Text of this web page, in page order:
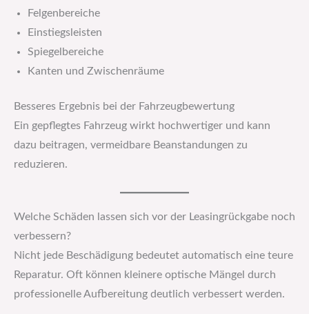
Felgenbereiche
Einstiegsleisten
Spiegelbereiche
Kanten und Zwischenräume
Besseres Ergebnis bei der Fahrzeugbewertung
Ein gepflegtes Fahrzeug wirkt hochwertiger und kann
dazu beitragen, vermeidbare Beanstandungen zu
reduzieren.
Welche Schäden lassen sich vor der Leasingrückgabe noch
verbessern?
Nicht jede Beschädigung bedeutet automatisch eine teure
Reparatur. Oft können kleinere optische Mängel durch
professionelle Aufbereitung deutlich verbessert werden.